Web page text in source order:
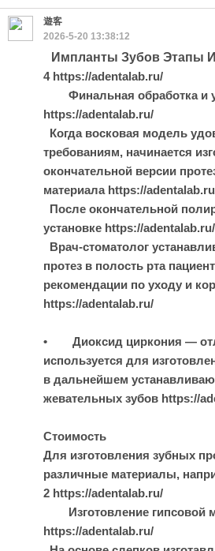
遊客
2026-5-20 13:38:12
Импланты Зубов Этапы
4 https://adentalab.ru/
Финальная обработка и
https://adentalab.ru/
Когда восковая модель
требованиям, начинается
окончательной версии
материала https://
После окончательной
установке https://adentalab.ru/
Врач-стоматолог
протез в полость рта
рекомендации по уходу и
https://adentalab.ru/
• Диоксид циркония —
используется для
в дальнейшем
жевательных зубов https://
Стоимость
Для изготовления зубных
различные материалы,
2 https://adentalab.ru/
Изготовление гипсовой
https://adentalab.ru/